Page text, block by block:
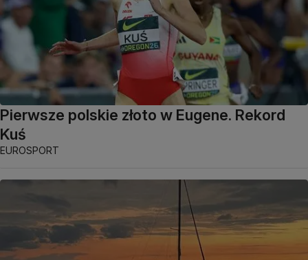
Pierwsze polskie złoto w Eugene. Rekord
Kuś
EUROSPORT